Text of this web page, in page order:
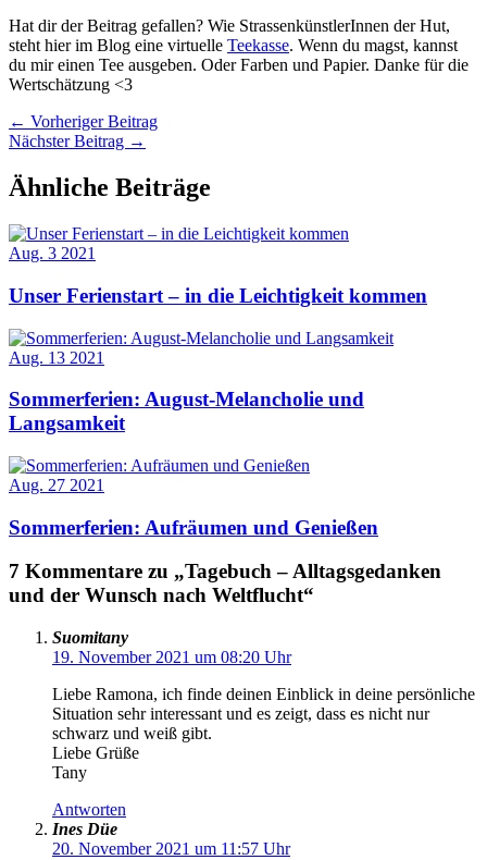
Hat dir der Beitrag gefallen? Wie StrassenkünstlerInnen der Hut,
steht hier im Blog eine virtuelle Teekasse. Wenn du magst, kannst
du mir einen Tee ausgeben. Oder Farben und Papier. Danke für die
Wertschätzung <3
← Vorheriger Beitrag
Nächster Beitrag →
Ähnliche Beiträge
Aug. 3 2021
Unser Ferienstart – in die Leichtigkeit kommen
Aug. 13 2021
Sommerferien: August-Melancholie und
Langsamkeit
Aug. 27 2021
Sommerferien: Aufräumen und Genießen
7 Kommentare zu „Tagebuch – Alltagsgedanken
und der Wunsch nach Weltflucht“
Suomitany
19. November 2021 um 08:20 Uhr
Liebe Ramona, ich finde deinen Einblick in deine persönliche
Situation sehr interessant und es zeigt, dass es nicht nur
schwarz und weiß gibt.
Liebe Grüße
Tany
Antworten
Ines Düe
20. November 2021 um 11:57 Uhr